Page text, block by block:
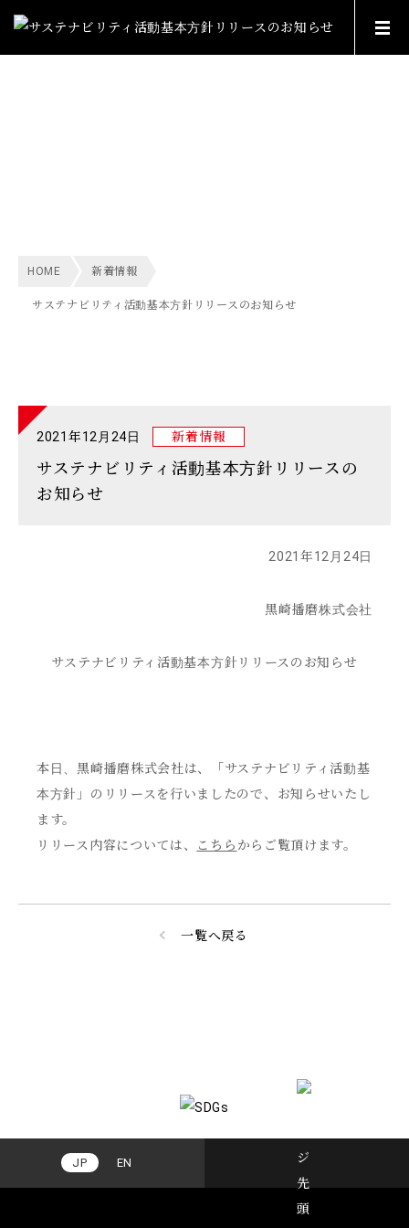
HOME 新着情報
サステナビリティ活動基本方針リリースのお知らせ
2021年12月24日 新着情報
サステナビリティ活動基本方針リリースの
お知らせ
2021年12月24日
黒崎播磨株式会社
サステナビリティ活動基本方針リリースのお知らせ
本日、黒崎播磨株式会社は、「サステナビリティ活動基
本方針」のリリースを行いましたので、お知らせいたし
ます。
リリース内容については、
こちら からご覧頂けます。
一覧へ戻る
JP EN